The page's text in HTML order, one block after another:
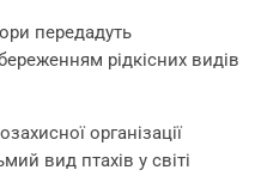
передадуть
рідкісних видів
організації
вид птахів у світі